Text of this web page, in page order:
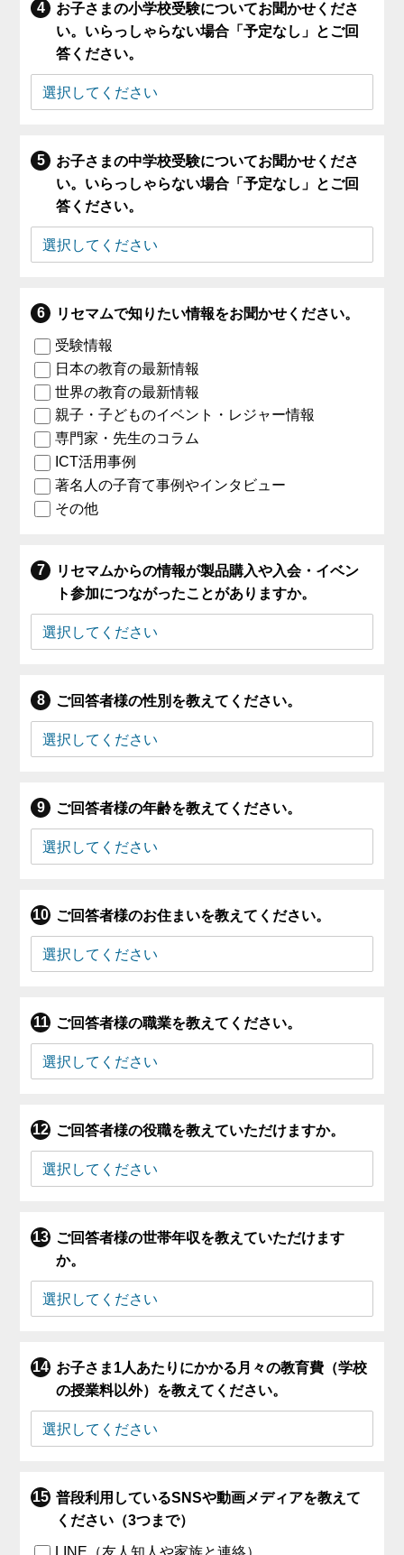
お子さまの小学校受験についてお聞かせくださ
い。いらっしゃらない場合「予定なし」とご回
答ください。
お子さまの中学校受験についてお聞かせくださ
い。いらっしゃらない場合「予定なし」とご回
答ください。
リセマムで知りたい情報をお聞かせください。
受験情報
日本の教育の最新情報
世界の教育の最新情報
親子・子どものイベント・レジャー情報
専門家・先生のコラム
ICT活用事例
著名人の子育て事例やインタビュー
その他
リセマムからの情報が製品購入や入会・イベン
ト参加につながったことがありますか。
ご回答者様の性別を教えてください。
ご回答者様の年齢を教えてください。
ご回答者様のお住まいを教えてください。
ご回答者様の職業を教えてください。
ご回答者様の役職を教えていただけますか。
ご回答者様の世帯年収を教えていただけます
か。
お子さま1人あたりにかかる月々の教育費（学校
の授業料以外）を教えてください。
普段利用しているSNSや動画メディアを教えて
ください（3つまで）